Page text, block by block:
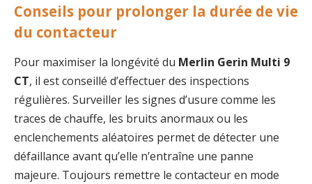
Conseils pour prolonger la durée de vie
du contacteur
Pour maximiser la longévité du Merlin Gerin Multi 9
CT, il est conseillé d’effectuer des inspections
régulières. Surveiller les signes d’usure comme les
traces de chauffe, les bruits anormaux ou les
enclenchements aléatoires permet de détecter une
défaillance avant qu’elle n’entraîne une panne
majeure. Toujours remettre le contacteur en mode